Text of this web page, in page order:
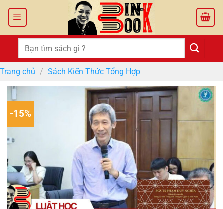
Tìm
kiếm:
Trang chủ / Sách Kiến Thức Tổng Hợp
-15%